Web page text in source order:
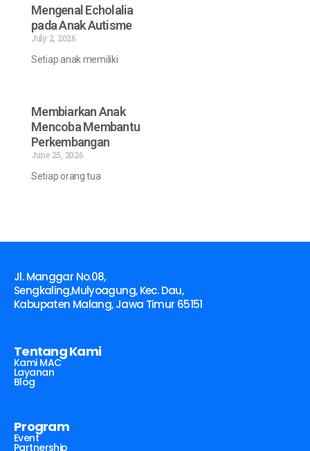
Mengenal Echolalia
pada Anak Autisme
July 2, 2026
Setiap anak memiliki
Membiarkan Anak
Mencoba Membantu
Perkembangan
June 25, 2026
Setiap orang tua
Jl. Manggar No.08,
Sengkaling,Mulyoagung, Kec. Dau,
Kabupaten Malang, Jawa Timur 65151
Tentang Kami
Kami MAC
Layanan
Blog
Program
Event
Partnership